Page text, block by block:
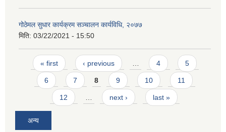
गोठेमल सुधार कार्यक्रम सञ्चालन कार्यविधि, २०७७
मिति: 03/22/2021 - 15:50
Pages
« first ‹ previous 4 5
6 7 8 9 10 11
12 next › last »
अन्य